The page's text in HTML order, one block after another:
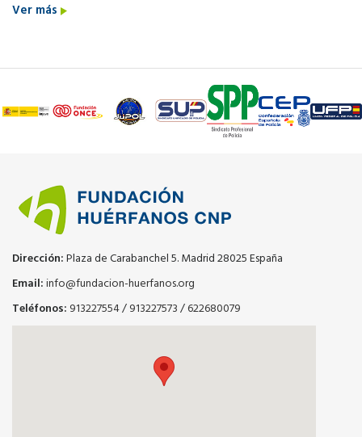
Ver más
Dirección:Plaza de Carabanchel 5. Madrid 28025 España
Email:info@fundacion-huerfanos.org
Teléfonos: 913227554/913227573/622680079